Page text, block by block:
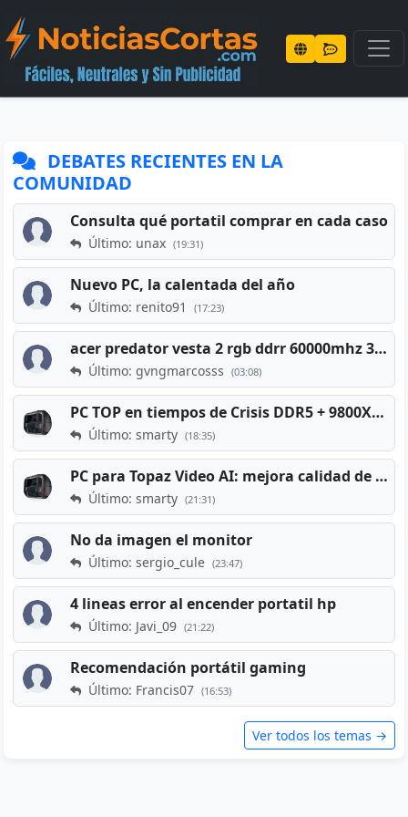
DEBATES RECIENTES EN LA
COMUNIDAD
Consulta qué portatil comprar en cada caso
Último: unax (19:31)
Nuevo PC, la calentada del año
Último: renito91 (17:23)
acer predator vesta 2 rgb ddrr 60000mhz 32gb x2 16gb
Último: gvngmarcosss (03:08)
PC TOP en tiempos de Crisis DDR5 + 9800X3D + RTX 5080 [2026][2400€]
Último: smarty (18:35)
PC para Topaz Video AI: mejora calidad de vídeos viejos
Último: smarty (21:31)
No da imagen el monitor
Último: sergio_cule (23:47)
4 lineas error al encender portatil hp
Último: Javi_09 (21:22)
Recomendación portátil gaming
Último: Francis07 (16:53)
Ver todos los temas →